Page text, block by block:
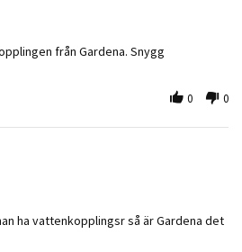
från Gardena. Snygg
0 0
2019
ha vattenkopplingsr så är Gardena det